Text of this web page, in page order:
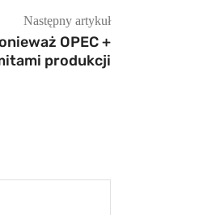
Następny artykuł
OPEC +
produkcji